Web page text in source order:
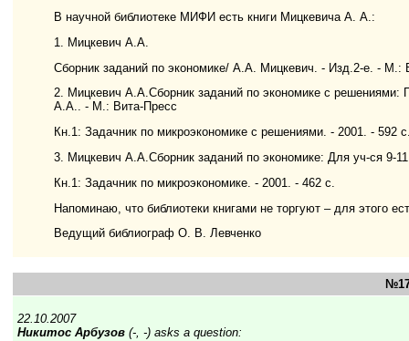
В научной библиотеке МИФИ есть книги Мицкевича А. А.:
1. Мицкевич А.А.
Сборник заданий по экономике/ А.А. Мицкевич. - Изд.2-е. - М.:
2. Мицкевич А.А.Сборник заданий по экономике с решениями:
А.А.. - М.: Вита-Пресс
Кн.1: Задачник по микроэкономике с решениями. - 2001. - 592
3. Мицкевич А.А.Сборник заданий по экономике: Для уч-ся
Кн.1: Задачник по микроэкономике. - 2001. - 462 с.
Напоминаю, что библиотеки книгами не торгуют – для этого
Ведущий библиограф О. В. Левченко
22.10.2007
Никитос Арбузов (-, -) asks a question: